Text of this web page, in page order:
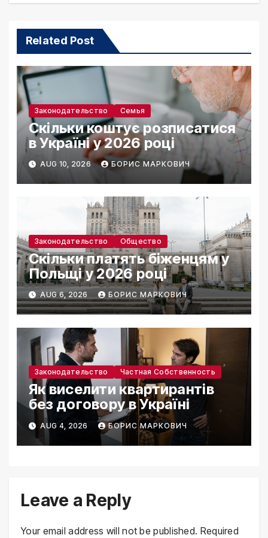
Related Post
Законодательство Семья
Скільки коштує розписатися
в Україні у 2026 році
AUG 10, 2026 БОРИС МАРКОВИЧ
Законодательство Общество
Скільки платять біженцям у
Польщі у 2026 році
AUG 6, 2026 БОРИС МАРКОВИЧ
Законодательство Частная Собственность
Як виселити квартирантів
без договору в Україні
AUG 4, 2026 БОРИС МАРКОВИЧ
Leave a Reply
Your email address will not be published. Required